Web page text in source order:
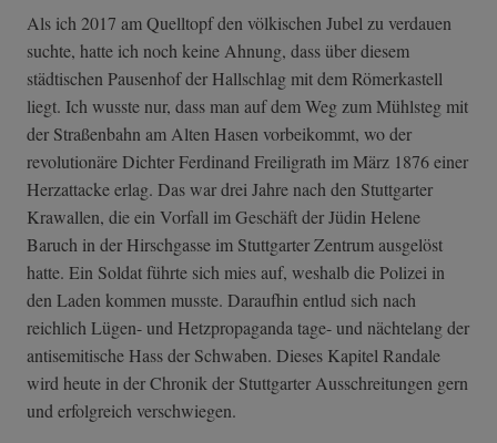
Als ich 2017 am Quelltopf den völkischen Jubel zu verdauen
suchte, hatte ich noch keine Ahnung, dass über diesem
städtischen Pausenhof der Hallschlag mit dem Römerkastell
liegt. Ich wusste nur, dass man auf dem Weg zum Mühlsteg mit
der Straßenbahn am Alten Hasen vorbeikommt, wo der
revolutionäre Dichter Ferdinand Freiligrath im März 1876 einer
Herzattacke erlag. Das war drei Jahre nach den Stuttgarter
Krawallen, die ein Vorfall im Geschäft der Jüdin Helene
Baruch in der Hirschgasse im Stuttgarter Zentrum ausgelöst
hatte. Ein Soldat führte sich mies auf, weshalb die Polizei in
den Laden kommen musste. Daraufhin entlud sich nach
reichlich Lügen- und Hetzpropaganda tage- und nächtelang der
antisemitische Hass der Schwaben. Dieses Kapitel Randale
wird heute in der Chronik der Stuttgarter Ausschreitungen gern
und erfolgreich verschwiegen.